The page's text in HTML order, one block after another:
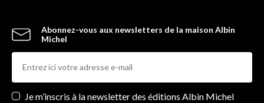
Abonnez-vous aux newsletters de la maison Albin
Michel
Newsletters
Je m’inscris à la newsletter des éditions Albin Michel